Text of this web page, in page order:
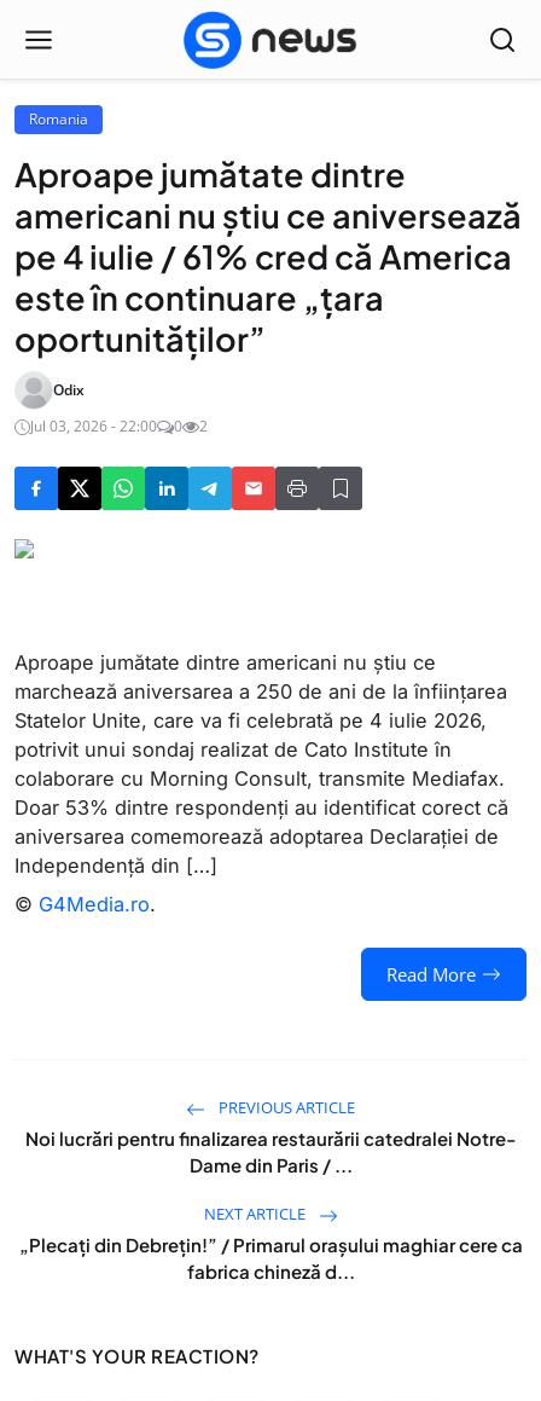
Romania
Aproape jumătate dintre
americani nu știu ce aniversează
pe 4 iulie / 61% cred că America
este în continuare „țara
oportunităților”
Odix
Jul 03, 2026 - 22:00
0 2
Aproape jumătate dintre americani nu știu ce
marchează aniversarea a 250 de ani de la înființarea
Statelor Unite, care va fi celebrată pe 4 iulie 2026,
potrivit unui sondaj realizat de Cato Institute în
colaborare cu Morning Consult, transmite Mediafax.
Doar 53% dintre respondenți au identificat corect că
aniversarea comemorează adoptarea Declarației de
Independență din […]
© G4Media.ro.
Read More
PREVIOUS ARTICLE
Noi lucrări pentru finalizarea restaurării catedralei Notre-
Dame din Paris / ...
NEXT ARTICLE
„Plecați din Debrețin!” / Primarul orașului maghiar cere ca
fabrica chineză d...
WHAT'S YOUR REACTION?